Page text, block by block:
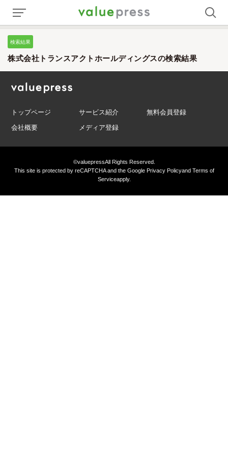
検索結果
株式会社トランスアクトホールディングスの検索結果
トップページ サービス紹介
無料会員登録
会社概要
メディア登録
©valuepressAll Rights Reserved.
This site is protected by reCAPTCHA and the GooglePrivacy Policyand Terms of
Serviceapply.